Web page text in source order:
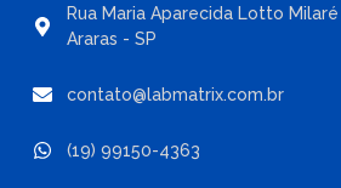
Rua Maria Aparecida Lotto Milaré
Araras - SP
contato@labmatrix.com.br
(19) 99150-4363